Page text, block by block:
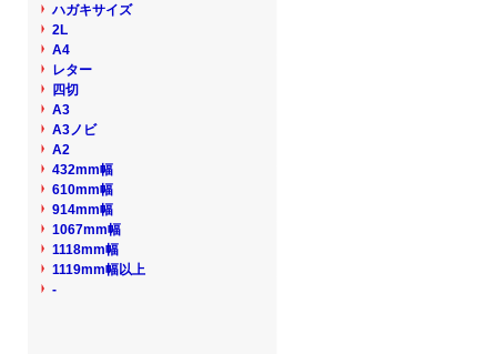
ハガキサイズ
2L
A4
レター
四切
A3
A3ノビ
A2
432mm幅
610mm幅
914mm幅
1067mm幅
1118mm幅
1119mm幅以上
-